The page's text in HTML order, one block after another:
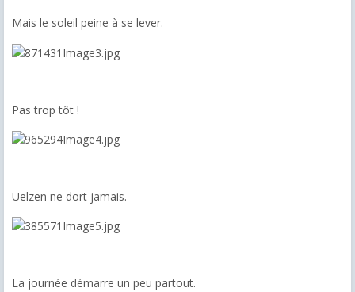
Mais le soleil peine à se lever.
Pas trop tôt !
Uelzen ne dort jamais.
La journée démarre un peu partout.